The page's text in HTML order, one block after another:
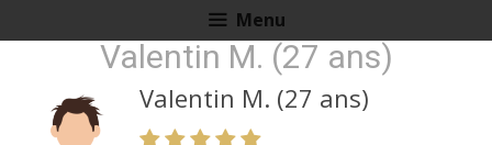
au
Menu
Valentin M. (27 ans)
Valentin M. (27 ans)